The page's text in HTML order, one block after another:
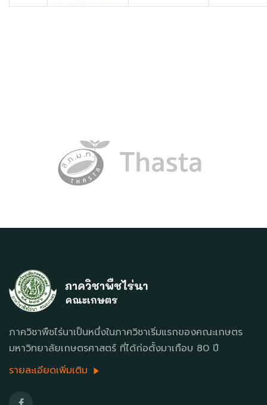
ภาควิชาพืชไร่นาเป็นหนึ่งในภาควิชาเริ่มแรกของคณะเกษตร
มหาวิทยาลัยเกษตรศาสตร์ ที่ได้ก่อตั้งมาเกือบ 80 ปี
รายละเอียดเพิ่มเติม